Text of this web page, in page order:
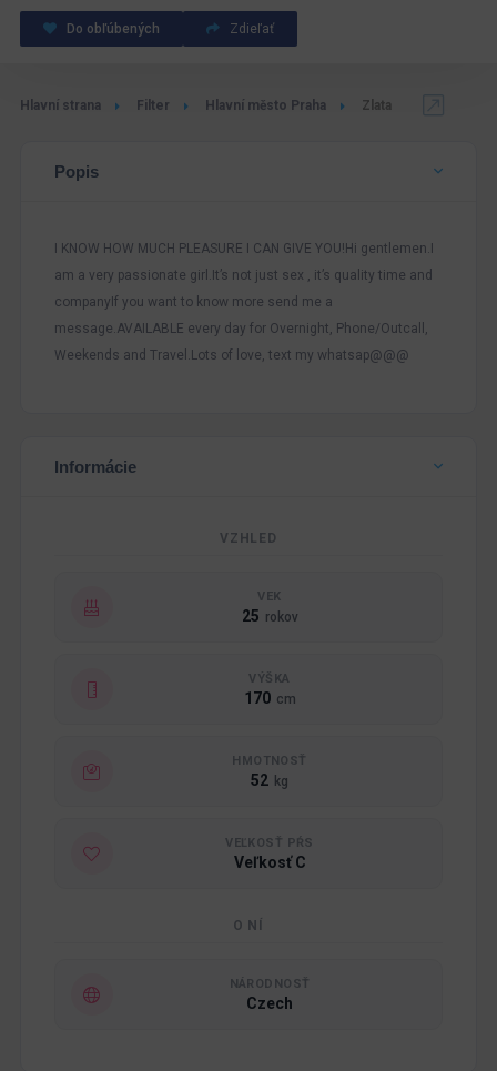
Do obľúbených Zdieľať
Hlavní strana Filter Hlavní město Praha Zlata
Popis
I KNOW HOW MUCH PLEASURE I CAN GIVE YOU!Hi gentlemen.I
am a very passionate girl.It’s not just sex , it’s quality time and
companyIf you want to know more send me a
message.AVAILABLE every day for Overnight, Phone/Outcall,
Weekends and Travel.Lots of love, text my whatsap@@@
Informácie
VZHLED
VEK
25 rokov
VÝŠKA
170 cm
HMOTNOSŤ
52 kg
VEĽKOSŤ PŔS
Veľkosť C
O NÍ
NÁRODNOSŤ
Czech